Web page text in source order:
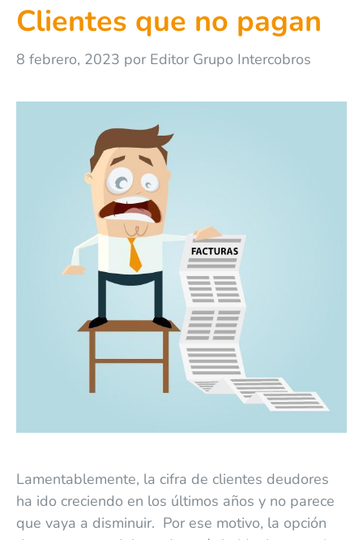
Clientes que no pagan
8 febrero, 2023 por Editor Grupo Intercobros
Lamentablemente, la cifra de clientes deudores
ha ido creciendo en los últimos años y no parece
que vaya a disminuir. Por ese motivo, la opción